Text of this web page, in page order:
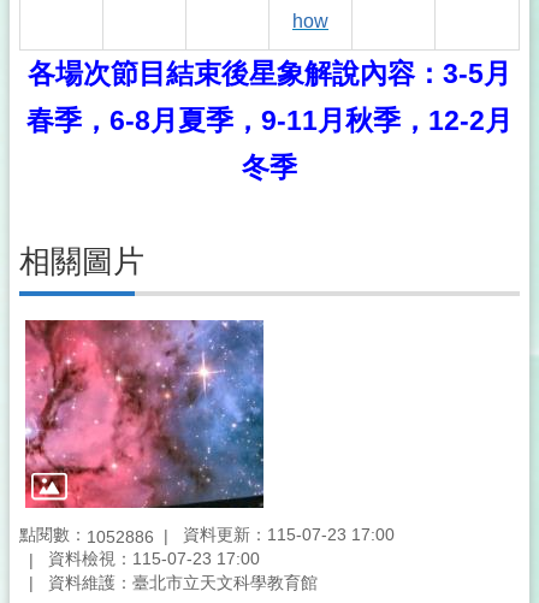
how
各場次節目結束後星象解說內容：3-5月
春季，6-8月夏季，9-11月秋季，12-2月
冬季
相關圖片
點閱數： 1052886
資料更新：115-07-23 17:00
資料檢視：115-07-23 17:00
資料維護：臺北市立天文科學教育館